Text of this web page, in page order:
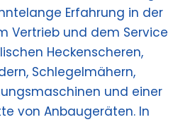
Erfahrung in der
Vertrieb und dem Service
Heckenscheren,
Schlegelmähern,
und einer
von Anbaugeräten. In